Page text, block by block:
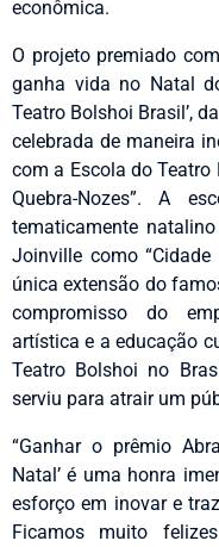
econômica.
O projeto premiado
ganha vida no Natal
Teatro Bolshoi Brasil’,
celebrada de maneira
com a Escola do Teatro
Quebra-Nozes”. A
tematicamente
Joinville como
única extensão do
compromisso do
artística e a educação
Teatro Bolshoi no
serviu para atrair um
“Ganhar o prêmio
Natal’ é uma honra
esforço em inovar e
Ficamos muito